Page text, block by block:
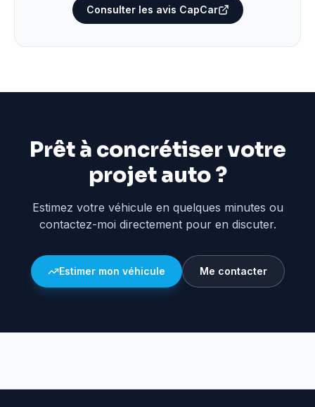
Consulter les avis CapCar
Prêt à concrétiser votre
projet auto ?
Estimez votre véhicule en quelques minutes ou
contactez-moi directement pour en discuter.
Estimer mon véhicule Me contacter